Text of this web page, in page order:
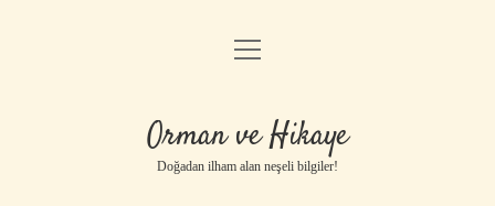
Anasayfa
Yasal Uyarı
menüyü
Orman ve Hikaye
Doğadan ilham alan neşeli bilgiler!